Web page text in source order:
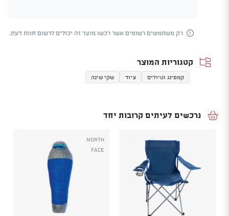
רק משתמשים רשומים אשר רכשו מוצר זה יכולים לרשום חוות דעת.
קטגוריות המוצר
קמפינג וטיולים ציוד שקי שינה
נרכשים לעיתים קרובות יחד
North
Face